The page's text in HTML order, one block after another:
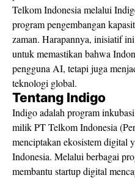
Telkom Indonesia melalui
program pengembangan
zaman. Harapannya, inisiatif
untuk memastikan bahwa
pengguna AI, tetapi juga
teknologi global.
Tentang Indigo
Indigo adalah program
milik PT Telkom Indonesia
menciptakan ekosistem digital
Indonesia. Melalui berbagai
membantu startup digital